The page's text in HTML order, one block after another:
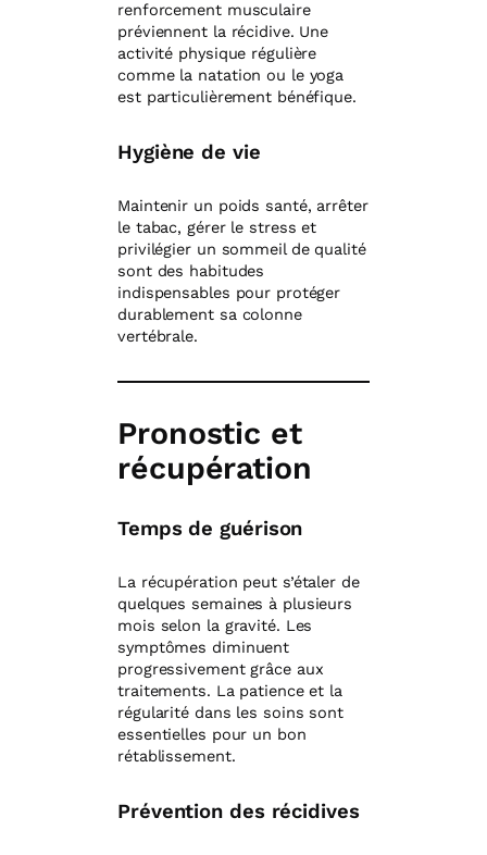
renforcement musculaire
préviennent la récidive. Une
activité physique régulière
comme la natation ou le yoga
est particulièrement bénéfique.
Hygiène de vie
Maintenir un poids santé, arrêter
le tabac, gérer le stress et
privilégier un sommeil de qualité
sont des habitudes
indispensables pour protéger
durablement sa colonne
vertébrale.
Pronostic et
récupération
Temps de guérison
La récupération peut s’étaler de
quelques semaines à plusieurs
mois selon la gravité. Les
symptômes diminuent
progressivement grâce aux
traitements. La patience et la
régularité dans les soins sont
essentielles pour un bon
rétablissement.
Prévention des récidives